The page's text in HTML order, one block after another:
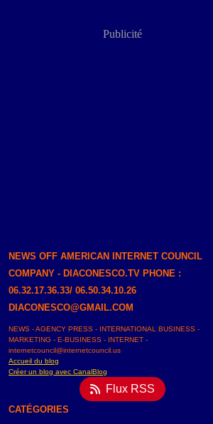
Publicité
NEWS OFF AMERICAN INTERNET COUNCIL
COMPANY - DIACONESCO.TV PHONE :
06.32.17.36.33/ 06.50.34.10.26
DIACONESCO@GMAIL.COM
NEWS - AGENCY PRESS - INTERNATIONAL BUSINESS -
MARKETING - E-BUSINESS - INTERNET -
internetcouncil@internetcouncil.us
Accueil du blog
Créer un blog avec CanalBlog
Flux RSS
CATÉGORIES